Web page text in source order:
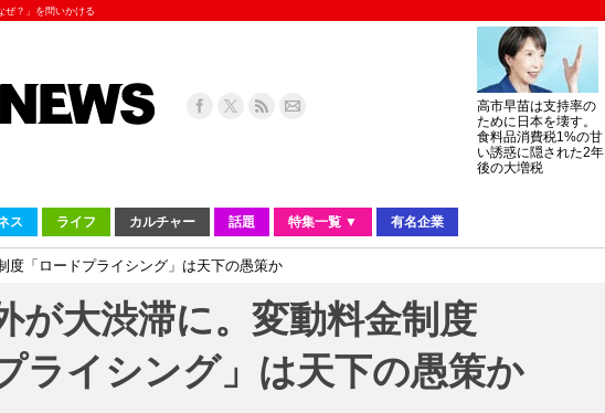
ぜ？」を問いかける
高市早苗は支持率の
ために日本を壊す。
食料品消費税1%の甘
い誘惑に隠された2年
後の大増税
ス ライフ カルチャー 話題 特集一覧 ▼ 有名企業
度「ロードプライシング」は天下の愚策か
が大渋滞に。変動料金制度
ライシング」は天下の愚策か